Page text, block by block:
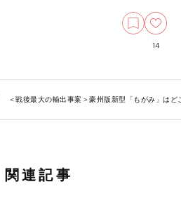
14
＜戦後最大の輸出事案＞豪州版新型「もがみ」は
関連記事